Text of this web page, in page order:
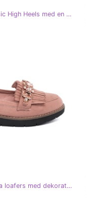
Seastar Silver Classic High Heels med en näsa i en Spitz
Seastar Rosa mocka loafers med dekorativa kristaller